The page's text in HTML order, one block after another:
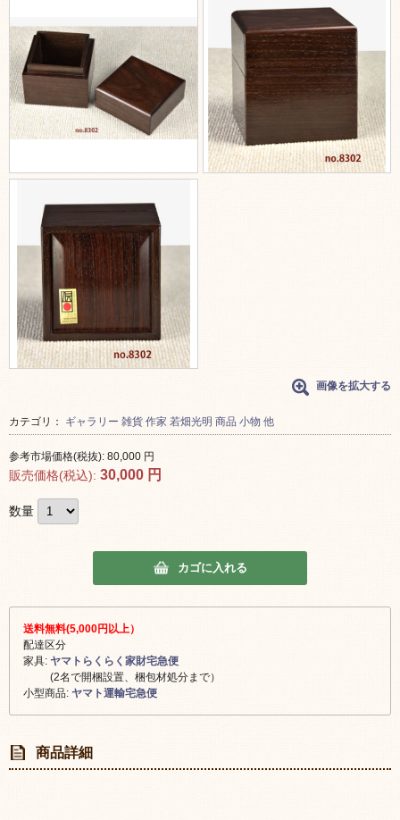
画像を拡大する
カテゴリ： ギャラリー 雑貨 作家 若畑光明 商品 小物 他
参考市場価格(税抜): 80,000 円
販売価格(税込): 30,000 円
数量
カゴに入れる
送料無料(5,000円以上）
配達区分
家具: ヤマトらくらく家財宅急便
(2名で開梱設置、梱包材処分まで）
小型商品: ヤマト運輸宅急便
商品詳細